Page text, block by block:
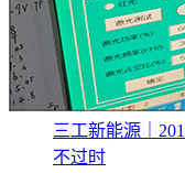
三工新能源｜
不过时